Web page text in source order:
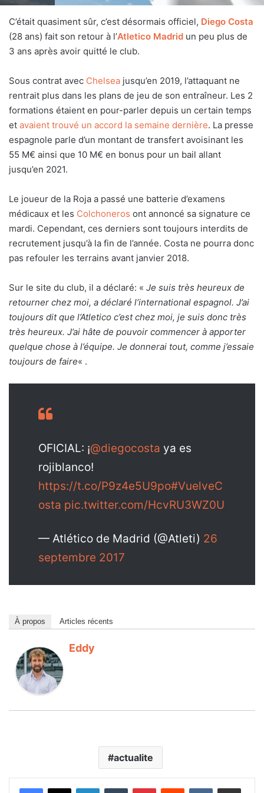
C’était quasiment sûr, c’est désormais officiel, Diego Costa
(28 ans) fait son retour à l’Atletico Madrid un peu plus de
3 ans après avoir quitté le club.
Sous contrat avec Chelsea jusqu’en 2019, l’attaquant ne
rentrait plus dans les plans de jeu de son entraîneur. Les 2
formations étaient en pour-parler depuis un certain temps
et avaient trouvé un accord la semaine dernière. La presse
espagnole parle d’un montant de transfert avoisinant les
55 M€ ainsi que 10 M€ en bonus pour un bail allant
jusqu’en 2021.
Le joueur de la Roja a passé une batterie d’examens
médicaux et les Colchoneros ont annoncé sa signature ce
mardi. Cependant, ces derniers sont toujours interdits de
recrutement jusqu’à la fin de l’année. Costa ne pourra donc
pas refouler les terrains avant janvier 2018.
Sur le site du club, il a déclaré: « Je suis très heureux de
retourner chez moi, a déclaré l’international espagnol. J’ai
toujours dit que l’Atletico c’est chez moi, je suis donc très
très heureux. J’ai hâte de pouvoir commencer à apporter
quelque chose à l’équipe. Je donnerai tout, comme j’essaie
toujours de faire« .
OFICIAL: ¡@diegocosta ya es
rojiblanco!
https://t.co/P9z4e5U9po#VuelveC
osta pic.twitter.com/HcvRU3WZ0U
— Atlético de Madrid (@Atleti) 26
septembre 2017
À propos Articles récents
Eddy
actualite
LinkedinTumblr PinterestReddit VKontaktePartager par email